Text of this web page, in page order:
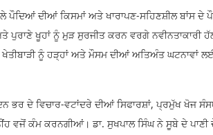
ਪੌਦਿਆਂ ਦੀਆਂ ਕਿਸਮਾਂ ਅਤੇ ਖਾਰਾਪਣ-ਸਹਿਣਸ਼ੀਲ ਬਾਂਸ
ਪੁਰਾਣੇ ਖੂਹਾਂ ਨੂੰ ਮੁੜ ਸੁਰਜੀਤ ਕਰਨ ਵਰਗੇ ਨਵੀਨਤਾਕਾਰੀ
ਖੇਤੀਬਾੜੀ ਨੂੰ ਹੜ੍ਹਾਂ ਅਤੇ ਮੌਸਮ ਦੀਆਂ ਅਤਿਅੰਤ ਘਟਨਾਵਾਂ
ਭਰ ਦੇ ਵਿਚਾਰ-ਵਟਾਂਦਰੇ ਦੀਆਂ ਸਿਫਾਰਸ਼ਾਂ, ਪ੍ਰਮੁੱਖ ਖੋਜ
ਵਜੋਂ ਕੰਮ ਕਰਨਗੀਆਂ। ਡਾ. ਸੁਖਪਾਲ ਸਿੰਘ ਨੇ ਸੂਬੇ ਦੇ